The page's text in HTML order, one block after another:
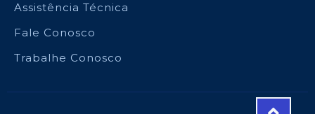
Assistência Técnica
Fale Conosco
Trabalhe Conosco